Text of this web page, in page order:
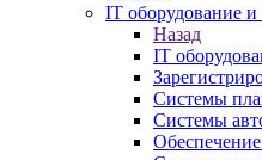
IT оборудование
Назад
IT
Системы
Системы